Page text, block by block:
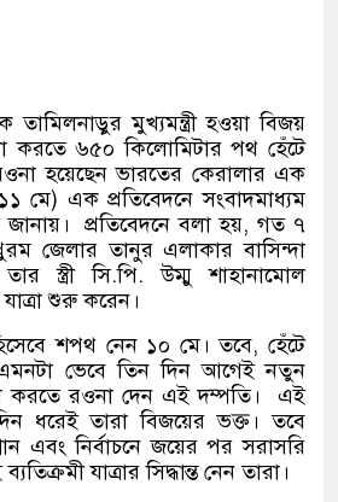
তামিলনাড়ুর মুখ্যমন্ত্রী হওয়া বিজয়
করতে ৬৫০ কিলোমিটার পথ হেঁটে
রওনা হয়েছেন ভারতের কেরালার এক
১১ মে) এক প্রতিবেদনে সংবাদমাধ্যম
প্রতিবেদনে বলা হয়, গত ৭
জেলার তানুর এলাকার বাসিন্দা
স্ত্রী সি.পি.উম্মু শাহানামোল
শুরু করেন।
শপথ নেন ১০ মে। তবে, হেঁটে
ভেবে তিন দিন আগেই নতুন
করতে রওনা দেন এই দম্পতি।
এই
ধরেই তারা বিজয়ের ভক্ত। তবে
এবং নির্বাচনে জয়ের পর সরাসরি
যাত্রার সিদ্ধান্ত নেন তারা।